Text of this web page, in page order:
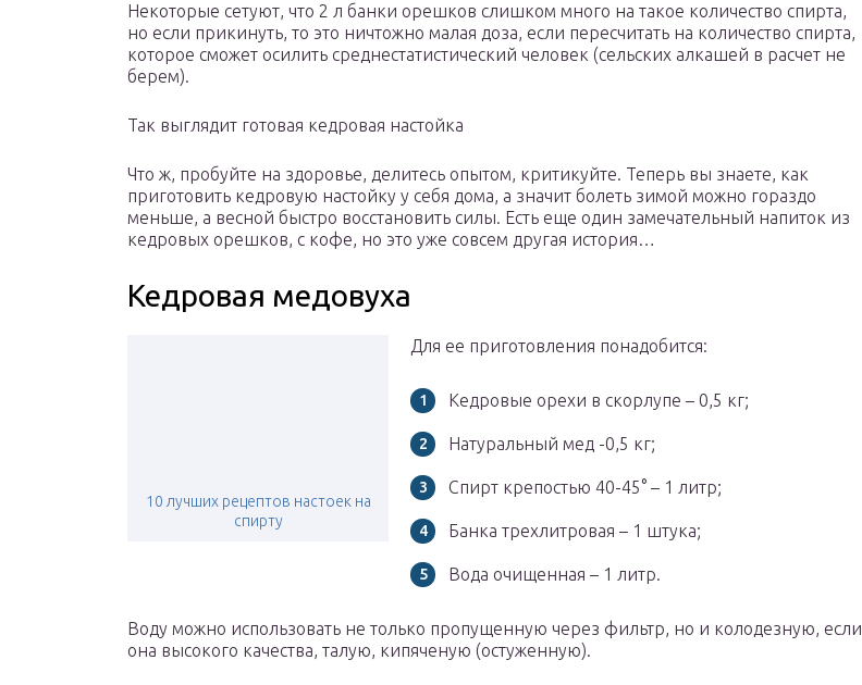
Некоторые сетуют, что 2 л банки орешков слишком много на такое количество спирта,
но если прикинуть, то это ничтожно малая доза, если пересчитать на количество спирта,
которое сможет осилить среднестатистический человек (сельских алкашей в расчет не
берем).
Так выглядит готовая кедровая настойка
Что ж, пробуйте на здоровье, делитесь опытом, критикуйте. Теперь вы знаете, как
приготовить кедровую настойку у себя дома, а значит болеть зимой можно гораздо
меньше, а весной быстро восстановить силы. Есть еще один замечательный напиток из
кедровых орешков, с кофе, но это уже совсем другая история…
Кедровая медовуха
10 лучших рецептов настоек на
спирту
Для ее приготовления понадобится:
Кедровые орехи в скорлупе – 0,5 кг;
Натуральный мед -0,5 кг;
Спирт крепостью 40-45° – 1 литр;
Банка трехлитровая – 1 штука;
Вода очищенная – 1 литр.
Воду можно использовать не только пропущенную через фильтр, но и колодезную, если
она высокого качества, талую, кипяченую (остуженную).